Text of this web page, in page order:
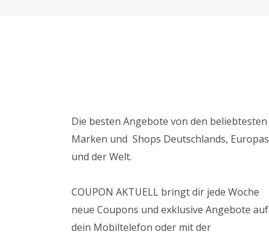
Die besten Angebote von den beliebtesten
Marken und Shops Deutschlands, Europas
und der Welt.
COUPON AKTUELL bringt dir jede Woche
neue Coupons und exklusive Angebote auf
dein Mobiltelefon oder mit der